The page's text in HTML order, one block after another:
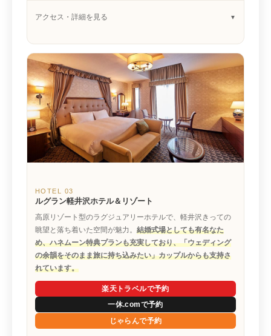
アクセス・詳細を見る
HOTEL 03
ルグラン軽井沢ホテル＆リゾート
高原リゾート型のラグジュアリーホテルで、軽井沢きっての
眺望と落ち着いた空間が魅力。 結婚式場としても有名なた
め、ハネムーン特典プランも充実しており、「ウェディング
の余韻をそのまま旅に持ち込みたい」カップルからも支持さ
れています。
楽天トラベルで予約
一休.comで予約
じゃらんで予約